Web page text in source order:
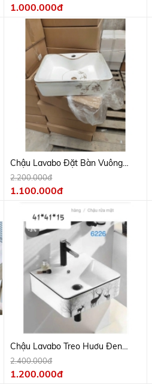
1.000.000đ
Chậu Lavabo Đặt Bàn Vuông
Hoa Mai 2442
2.200.000đ
1.100.000đ
Chậu Lavabo Treo Huơu Đen
6226
2.400.000đ
1.200.000đ